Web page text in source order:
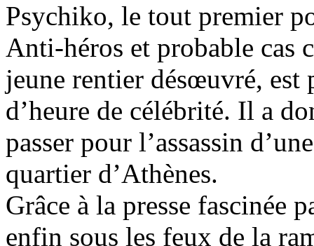
Psychiko, le tout premier
Anti-héros et probable
jeune rentier désœuvré,
d’heure de célébrité. Il a
passer pour l’assassin
quartier d’Athènes.
Grâce à la presse fascinée
enfin sous les feux de la